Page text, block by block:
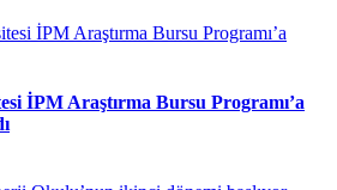
İPM Araştırma Bursu Programı’a